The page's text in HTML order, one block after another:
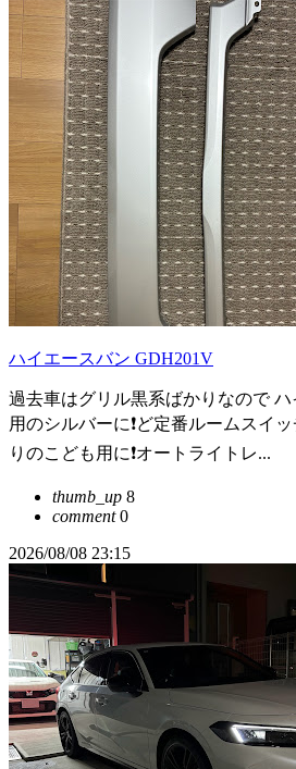
ハイエースバン GDH201V
過去車はグリル黒系ばかりなので
用のシルバーに❗️ど定番ルームスイッ
りのこども用に❗️オートライトレ...
thumb_up 8
comment0
2026/08/08 23:15